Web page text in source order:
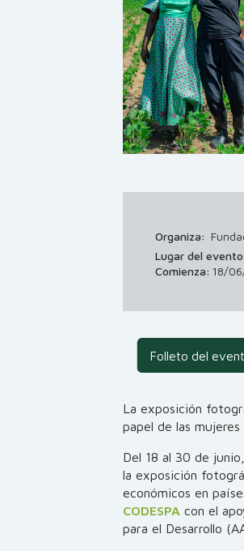
Organiza:
Lugar del
Comienza: 18/
Folleto del
La exposición
papel de las
Del 18 al 30 de
la exposición
económicos en
CODESPA con el
para el Desarrollo